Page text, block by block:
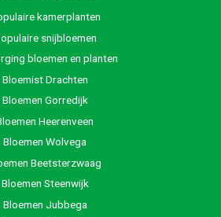
kamerplanten
snijbloemen
bloemen en planten
Bloemist Drachten
Bloemen Gorredijk
Heerenveen
Bloemen Wolvega
Beetsterzwaag
Bloemen Steenwijk
Bloemen Jubbega